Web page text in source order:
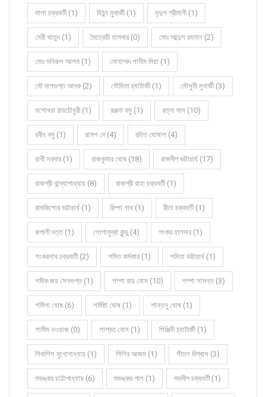
মালা চক্রবর্তী (1) মিঠুন মুখার্জী (1) মৃদুল শ্রীমানী (1)
মেরী খাতুন (1) মৈত্রেয়ী হালদার (0) মোঃ আব্দুল রহমান (2)
মোঃ মনিরুল আলম (1) মোহাম্মদ শামীম মিয়া (1)
মৌ দাশগুপ্ত আদক (2) মৌমিতা চ্যাটার্জী (1) মৌসুমী মুখার্জী (3)
যশোধরা রায়চৌধুরী (1) রঞ্জনা বসু (1) রত্না দাস (10)
রবীন বসু (1) রমেশ দে (4) রহিত ঘোষাল (4)
রাখী সরদার (1) রাজকুমার ঘোষ (18) রাজদীপ ভট্টাচার্য (17)
রাজশ্রী বন্দ্যোপাধ্যায় (8) রাজশ্রী রাহা চক্রবর্তী (1)
রামকিশোর ভট্টাচার্য (1) রিম্পা নাথ (1) রীতা চক্রবর্তী (1)
রূপালী দত্ত (1) লোপামুদ্রা কুন্ডু (4) শংকর হালদার (1)
শংকরনাথ চক্রবর্তী (2) শমিত কর্মকার (1) শমিতা ভট্টাচার্য (1)
শমীক জয় সেনগুপ্ত (1) শম্পা রায় বোস (10) শম্পা সামন্ত (3)
শর্মিলা ঘোষ (6) শর্মিষ্ঠা ঘোষ (1) শান্তনু ঘোষ (1)
শামীম নওয়াজ (0) শাশ্বত বোস (1) শিঞ্জিনী চ্যাটার্জী (1)
শিবাশিস মুখোপাধ্যায় (1) শিশির আজম (1) শীতল বিশ্বাস (3)
শুভঙ্কর চট্টোপাধ্যায় (6) শুভঙ্কর পাল (1) শুভদীপ চক্রবর্তী (1)